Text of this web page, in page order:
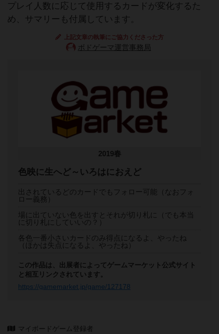
プレイ人数に応じて使用するカードが変化するた
め、サマリーも付属しています。
上記文章の執筆にご協力くださった方
ボドゲーマ運営事務局
2019春
色映に生へど～いろはにおえど
出されているどのカードでもフォロー可能（なおフォ
ロー義務）
場に出ていない色を出すとそれが切り札に（でも本当
に切り札にしていいの？）
各色一番小さいカードのみ得点になるよ、やったね
（ほかは失点になるよ、やったね）
この作品は、出展者によってゲームマーケット公式サイト
と相互リンクされています。
https://gamemarket.jp/game/127178
マイボードゲーム登録者